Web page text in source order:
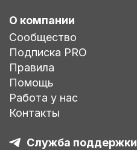
О компании
Сообщество
Подписка PRO
Правила
Помощь
Работа у нас
Контакты
Служба поддержки